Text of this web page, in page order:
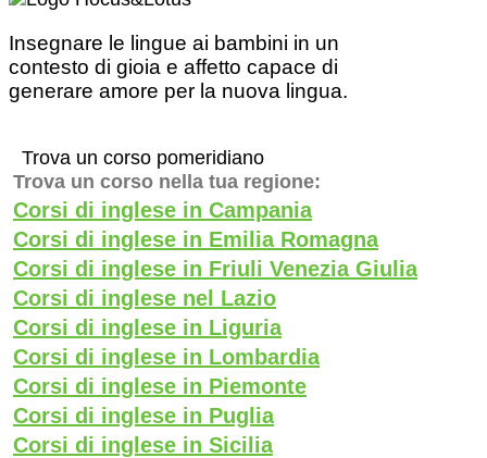
Insegnare le lingue ai bambini in un
contesto di gioia e affetto capace di
generare amore per la nuova lingua.
Trova un corso pomeridiano
Trova un corso nella tua regione:
Corsi di inglese in Campania
Corsi di inglese in Emilia Romagna
Corsi di inglese in Friuli Venezia Giulia
Corsi di inglese nel Lazio
Corsi di inglese in Liguria
Corsi di inglese in Lombardia
Corsi di inglese in Piemonte
Corsi di inglese in Puglia
Corsi di inglese in Sicilia